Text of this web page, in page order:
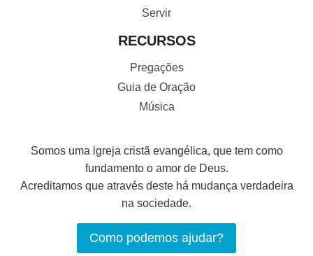
Servir
RECURSOS
Pregações
Guia de Oração
Música
Somos uma igreja cristã evangélica, que tem como
fundamento o amor de Deus.
Acreditamos que através deste há mudança verdadeira
na sociedade.
Como podemos ajudar?